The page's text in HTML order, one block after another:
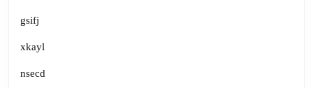
gsifj
xkayl
nsecd